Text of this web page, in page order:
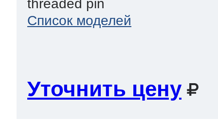
threaded pin
Список моделей
Уточнить цену